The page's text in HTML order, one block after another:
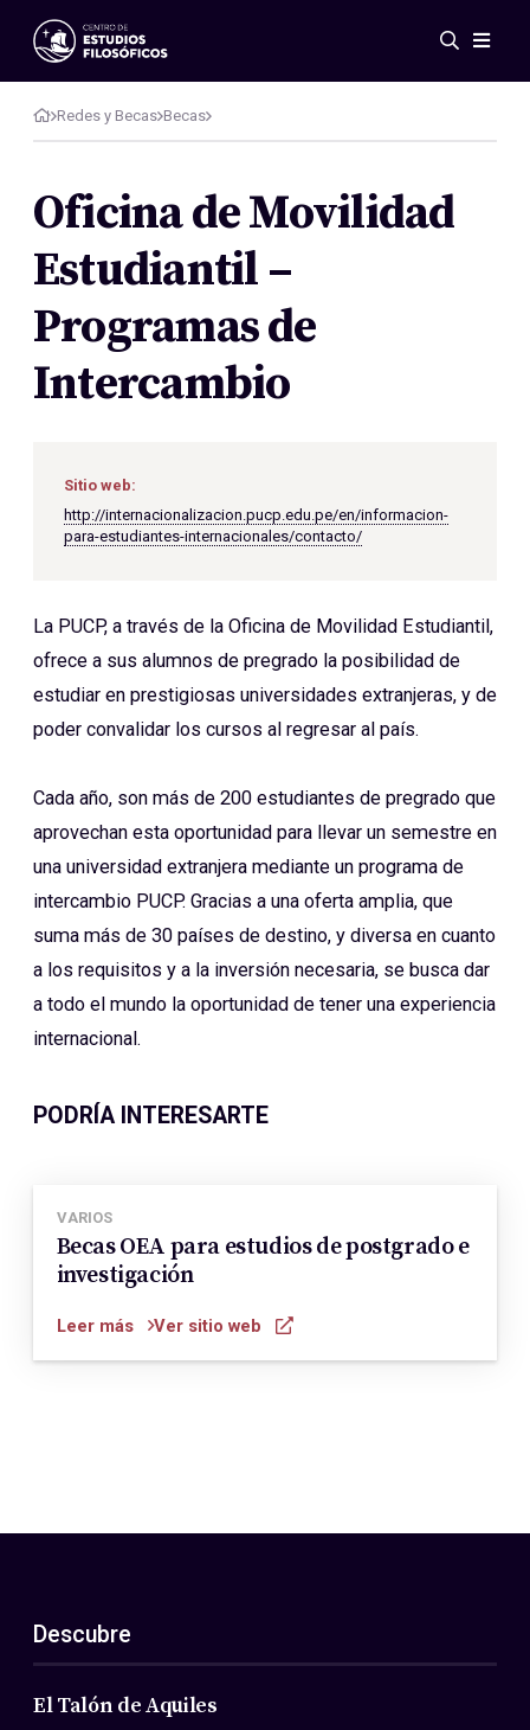
Eventos
Novedades
Investigación
Publicaciones
Galería
Acerca de nosotros
Reglamento
Redes y Becas Becas
Oficina de Movilidad
Estudiantil –
Programas de
Intercambio
Sitio web:
http://internacionalizacion.pucp.edu.pe/en/informacion-
para-estudiantes-internacionales/contacto/
La PUCP, a través de la Oficina de Movilidad Estudiantil,
ofrece a sus alumnos de pregrado la posibilidad de
estudiar en prestigiosas universidades extranjeras, y de
poder convalidar los cursos al regresar al país.
Cada año, son más de 200 estudiantes de pregrado que
aprovechan esta oportunidad para llevar un semestre en
una universidad extranjera mediante un programa de
intercambio PUCP. Gracias a una oferta amplia, que
suma más de 30 países de destino, y diversa en cuanto
a los requisitos y a la inversión necesaria, se busca dar
a todo el mundo la oportunidad de tener una experiencia
internacional.
PODRÍA INTERESARTE
VARIOS
Becas OEA para estudios de postgrado e
investigación
Leer más Ver sitio web
Descubre
El Talón de Aquiles